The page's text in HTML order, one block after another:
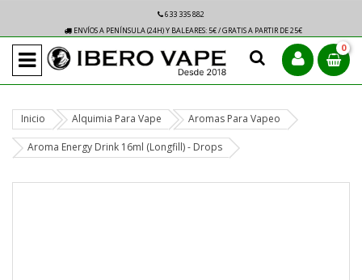
633 335 882
ENVÍOS A PENÍNSULA (24H) Y BALEARES: 5€ / GRATIS A PARTIR DE 25€
0
Inicio Alquimia Para Vape Aromas Para Vapeo
Aroma Energy Drink 16ml (Longfill) - Drops